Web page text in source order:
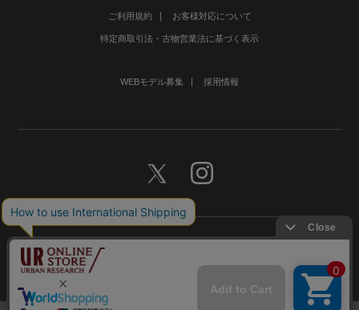
ご利用規約 お客様対応について
特定商取引法・古物営業法に基づく表示
WEBモデル募集 採用情報